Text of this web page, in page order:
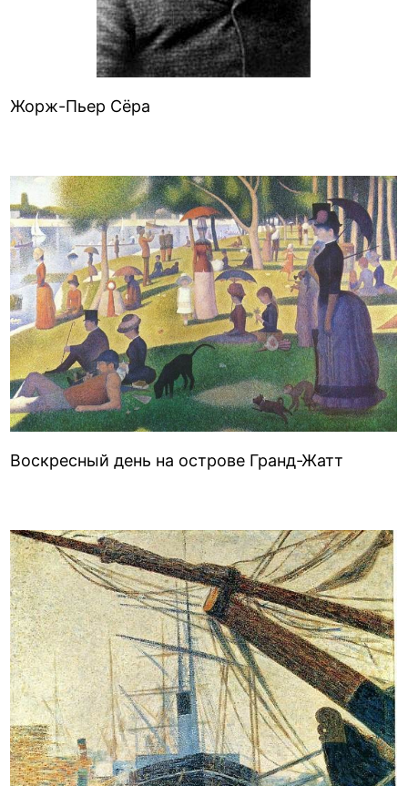
Жорж-Пьер Сёра
Воскресный день на острове Гранд-Жатт